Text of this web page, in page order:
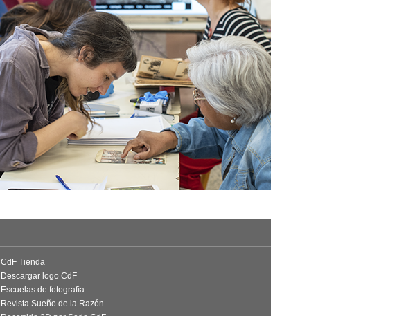
CdF Tienda
Descargar logo CdF
Escuelas de fotografía
Revista Sueño de la Razón